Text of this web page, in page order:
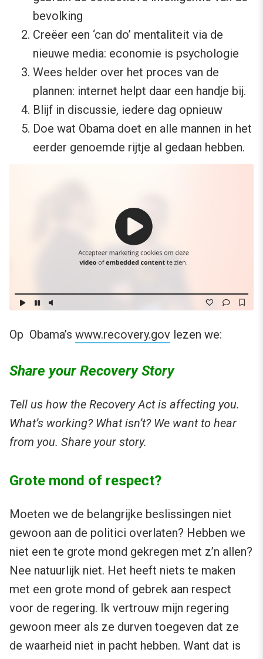
bevolking
Creëer een ‘can do’ mentaliteit via de
nieuwe media: economie is psychologie
Wees helder over het proces van de
plannen: internet helpt daar een handje bij.
Blijf in discussie, iedere dag opnieuw
Doe wat Obama doet en alle mannen in het
eerder genoemde rijtje al gedaan hebben.
Op Obama’s www.recovery.gov lezen we:
Share your Recovery Story
Tell us how the Recovery Act is affecting you.
What’s working? What isn’t? We want to hear
from you. Share your story.
Grote mond of respect?
Moeten we de belangrijke beslissingen niet
gewoon aan de politici overlaten? Hebben we
niet een te grote mond gekregen met z’n allen?
Nee natuurlijk niet. Het heeft niets te maken
met een grote mond of gebrek aan respect
voor de regering. Ik vertrouw mijn regering
gewoon meer als ze durven toegeven dat ze
de waarheid niet in pacht hebben. Want dat is